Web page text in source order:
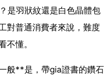
是羽狀紋還是白色晶體包
對普通消費者來說，難度
不懂。
般**是，帶gia證書的鑽石